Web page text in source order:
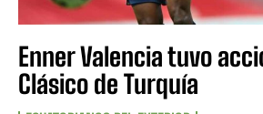
Enner Valencia tuvo
Clásico de Turquía